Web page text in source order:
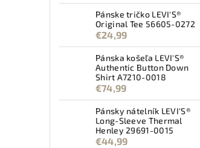
Pánske tričko LEVI'S®
Original Tee 56605-0272
€24,99
Pánska košeľa LEVI'S®
Authentic Button Down
Shirt A7210-0018
€74,99
Pánsky nátelník LEVI'S®
Long-Sleeve Thermal
Henley 29691-0015
€44,99